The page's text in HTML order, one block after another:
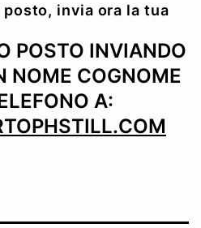
invia ora la tua
POSTO INVIANDO
NOME COGNOME
A: